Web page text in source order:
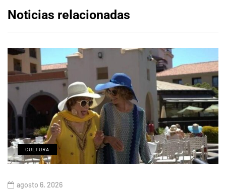
Noticias relacionadas
CULTURA
agosto 6, 2026